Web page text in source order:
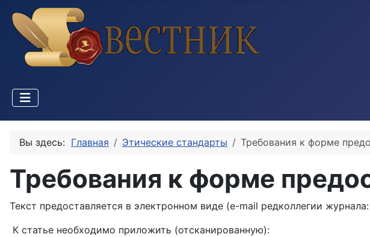
Вы здесь: Главная Этические стандарты Требования к форме
Требования к форме
Текст предоставляется в электронном виде (e-mail редколлегии журнала:
К статье необходимо приложить (отсканированную):